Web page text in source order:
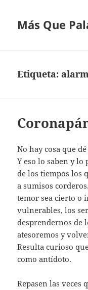
Más Que
Etiqueta:
No hay cosa que
Y eso lo saben y lo
de los tiempos los
a sumisos
temor sea cierto o
vulnerables, los
desprendernos de
atesoremos y
Resulta curioso
como antídoto.
Repasen las veces